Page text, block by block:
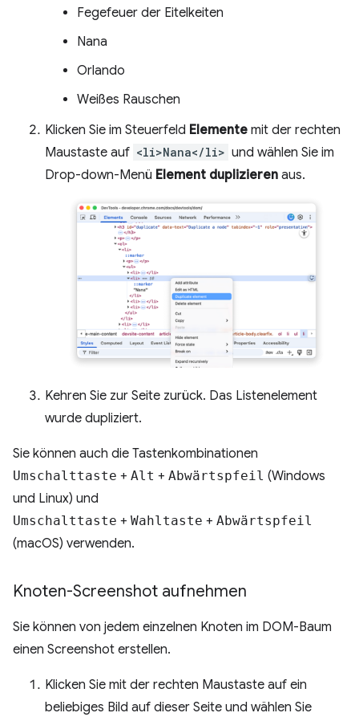
Fegefeuer der Eitelkeiten
Nana
Orlando
Weißes Rauschen
Klicken Sie im Steuerfeld Elemente mit der rechten
Maustaste auf <li>Nana</li> und wählen Sie im
Drop-down-Menü Element duplizieren aus.
Kehren Sie zur Seite zurück. Das Listenelement
wurde dupliziert.
Sie können auch die Tastenkombinationen
Umschalttaste + Alt + Abwärtspfeil (Windows
und Linux) und
Umschalttaste + Wahltaste + Abwärtspfeil
(macOS) verwenden.
Knoten-Screenshot aufnehmen
Sie können von jedem einzelnen Knoten im DOM-Baum
einen Screenshot erstellen.
Klicken Sie mit der rechten Maustaste auf ein
beliebiges Bild auf dieser Seite und wählen Sie